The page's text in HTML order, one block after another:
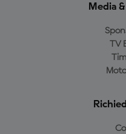
Media
TV